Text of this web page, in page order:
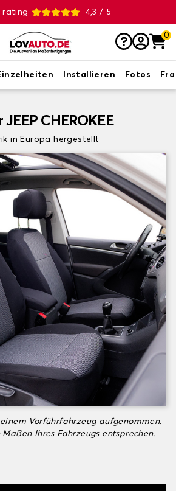
4,3 / 5
0
Installieren Fotos
CHEROKEE
in Europa hergestellt
Vorführfahrzeug aufgenommen.
Ihres Fahrzeugs entsprechen.